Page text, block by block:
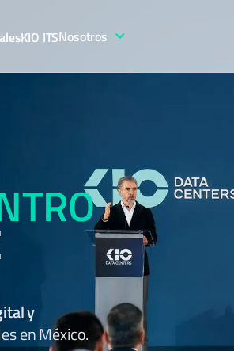
KIO ITSNosotros
y
en México.